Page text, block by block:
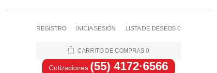
REGISTRO INICIA SESIÓN LISTA DE DESEOS 0
CARRITO DE COMPRAS 0
Cotizaciones (55) 4172·6566